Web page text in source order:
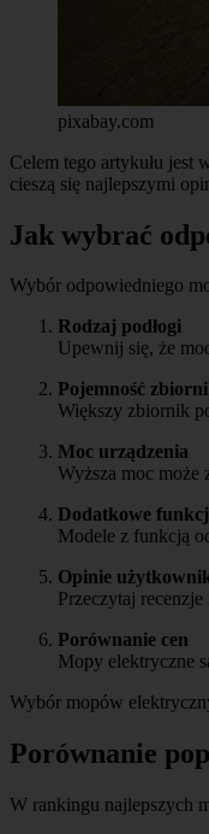
pixabay.com
Celem tego artykułu jest
cieszą się najlepszymi
Jak wybrać
Wybór odpowiedniego
Rodzaj podłogi
Upewnij się, że
Pojemność
Większy zbiornik
Moc urządzenia
Wyższa moc może
Dodatkowe
Modele z funkcją
Opinie
Przeczytaj
Porównanie cen
Mopy elektryczne
Wybór mopów
Porównanie
W rankingu najlepszych